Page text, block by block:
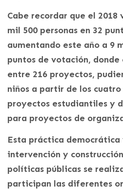
Cabe recordar que el 2018
mil 500 personas en 32
aumentando este año a 9
puntos de votación,
entre 216 proyectos,
niños a partir de los cuatro
proyectos estudiantiles y
para proyectos de
Esta práctica democrática
intervención y
políticas públicas se
participan las diferentes